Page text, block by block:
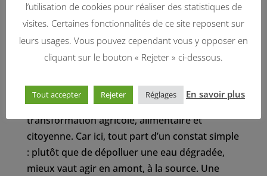
>>> En savoir plus sur la série <<<
6 épisodes pour retracer le dispositif
entendre – comment la protection de l’eau
potable peut devenir le moteur d’une
transformation agricole, alimentaire et
citoyenne. Car ici, tout part d’un constat simple
: plutôt que de dépolluer une eau dégradée,
mieux vaut agir en amont, à la source. Une
l’utilisation de cookies pour réaliser des statistiques de
visites. Certaines fonctionnalités de ce site reposent sur
leurs usages. Vous pouvez cependant vous y opposer en
cliquant sur le bouton « Rejeter » ci-dessous.
Tout accepter Rejeter Réglages En savoir plus